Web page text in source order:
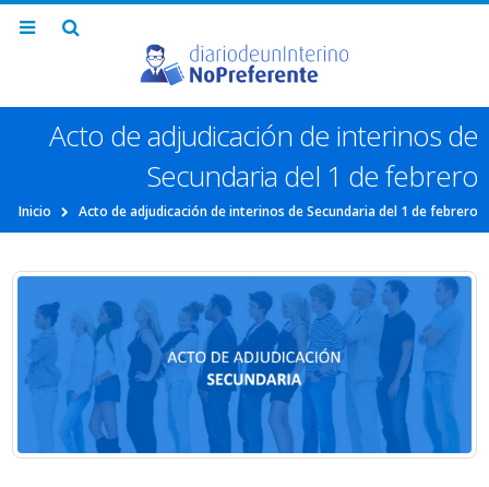
Acto de adjudicación de interinos de
Secundaria del 1 de febrero
Inicio Acto de adjudicación de interinos de Secundaria del 1 de febrero